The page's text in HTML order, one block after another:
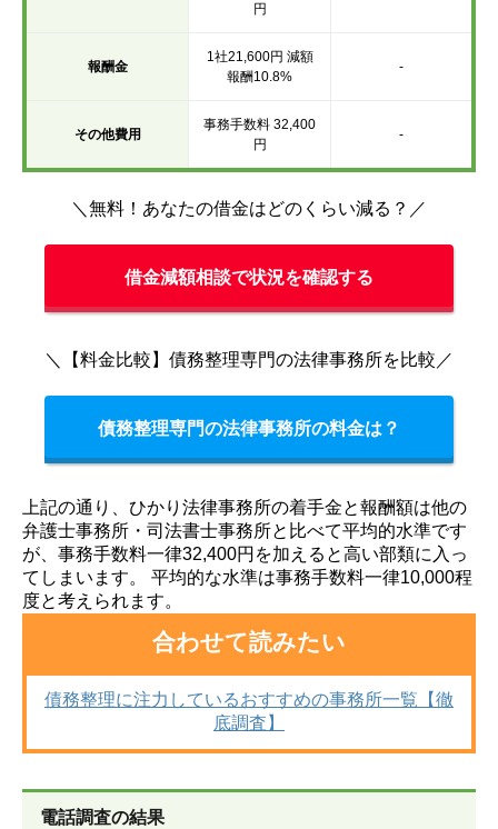
円
報酬金
1社21,600円 減額
報酬10.8%
-
その他費用
事務手数料 32,400
円
-
＼無料！あなたの借金はどのくらい減る？／
借金減額相談で状況を確認する
＼【料金比較】債務整理専門の法律事務所を比較／
債務整理専門の法律事務所の料金は？
上記の通り、ひかり法律事務所の着手金と報酬額は他の
弁護士事務所・司法書士事務所と比べて平均的水準です
が、事務手数料一律32,400円を加えると高い部類に入っ
てしまいます。
平均的な水準は事務手数料一律10,000程
度と考えられます。
合わせて読みたい
債務整理に注力しているおすすめの事務所一覧【徹
底調査】
電話調査の結果